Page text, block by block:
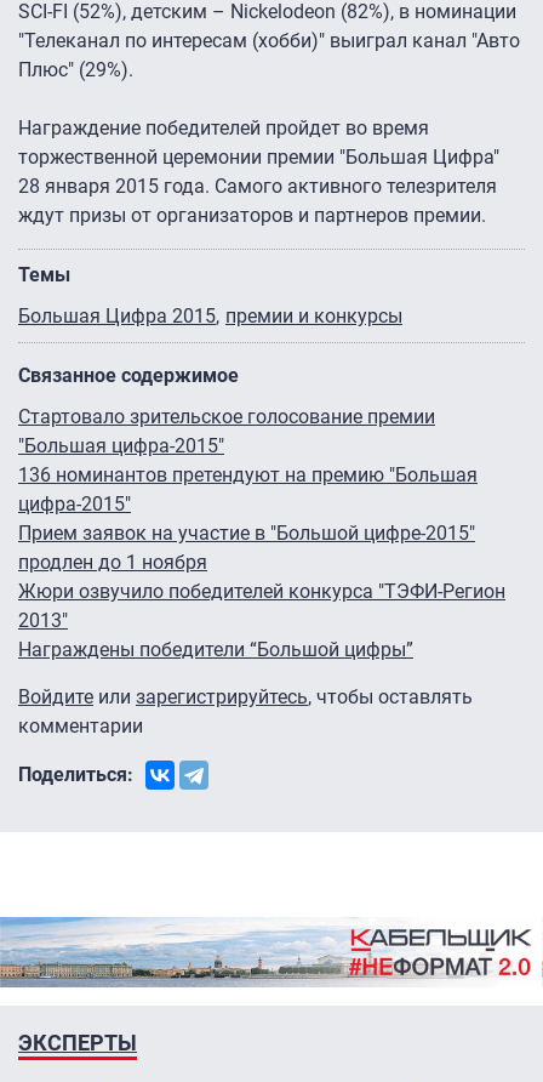
SCI-FI (52%), детским – Nickelodeon (82%), в номинации
"Телеканал по интересам (хобби)" выиграл канал "Авто
Плюс" (29%).
Награждение победителей пройдет во время
торжественной церемонии премии "Большая Цифра"
28 января 2015 года. Самого активного телезрителя
ждут призы от организаторов и партнеров премии.
Темы
Большая Цифра 2015 премии и конкурсы
Связанное содержимое
Стартовало зрительское голосование премии
"Большая цифра-2015"
136 номинантов претендуют на премию "Большая
цифра-2015"
Прием заявок на участие в "Большой цифре-2015"
продлен до 1 ноября
Жюри озвучило победителей конкурса "ТЭФИ-Регион
2013″
Награждены победители “Большой цифры”
Войдите или зарегистрируйтесь, чтобы оставлять
комментарии
Поделиться:
ЭКСПЕРТЫ